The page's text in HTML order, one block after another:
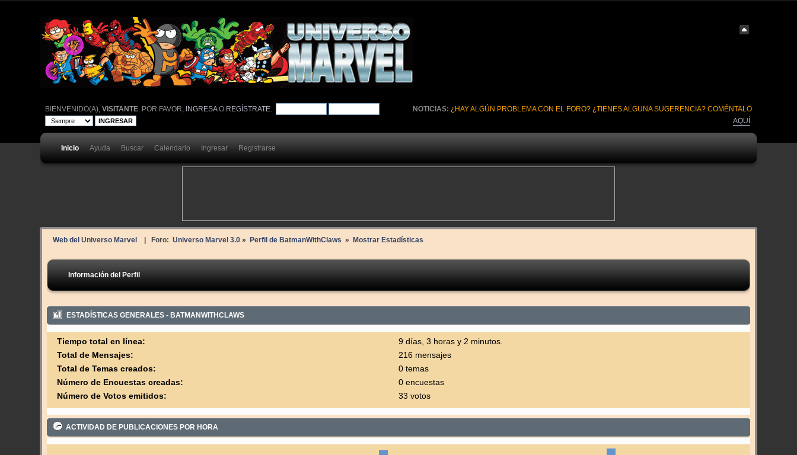
NOTICIAS: ¿HAY ALGÚN PROBLEMA CON EL FORO? ¿TIENES ALGUNA SUGERENCIA? COMÉNTALO
AQUÍ
BIENVENIDO(A), VISITANTE. POR FAVOR, INGRESAO REGÍSTRATE.
Inicio Ayuda Buscar Calendario Ingresar Registrarse
Web del Universo Marvel | Foro: Universo Marvel 3.0» Perfil de BatmanWithClaws » Mostrar Estadísticas
Información del Perfil
ESTADÍSTICAS GENERALES - BATMANWITHCLAWS
Tiempo total en línea:
9 días, 3 horas y 2 minutos.
Total de Mensajes:
216 mensajes
Total de Temas creados:
0 temas
Número de Encuestas creadas:
0 encuestas
Número de Votos emitidos:
33 votos
ACTIVIDAD DE PUBLICACIONES POR HORA